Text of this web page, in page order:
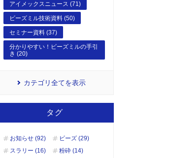
アイメックスニュース (71)
ビーズミル技術資料 (50)
セミナー資料 (37)
分かりやすい！ビーズミルの手引
き (20)
カテゴリ全てを表示
タグ
お知らせ (92)
ビーズ (29)
スラリー (16)
粉砕 (14)